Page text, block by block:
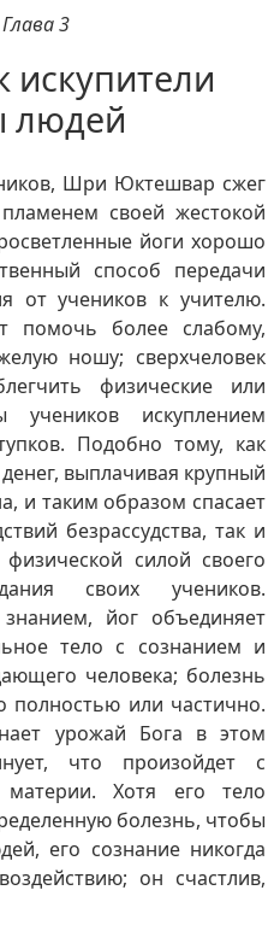
Глава 3
искупители
людей
Шри Юктешвар сжег
своей жестокой
йоги хорошо
способ передачи
от учеников к учителю.
помочь более слабому,
ношу; сверхчеловек
физические или
учеников искуплением
Подобно тому, как
выплачивая крупный
и таким образом спасает
безрассудства, так и
силой своего
своих учеников.
йог объединяет
тело с сознанием и
человека; болезнь
полностью или частично.
урожай Бога в этом
что произойдет с
Хотя его тело
болезнь, чтобы
его сознание никогда
он счастлив,